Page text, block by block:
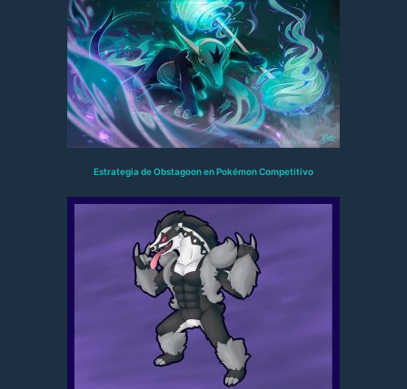
Estrategia de Obstagoon en Pokémon Competitivo